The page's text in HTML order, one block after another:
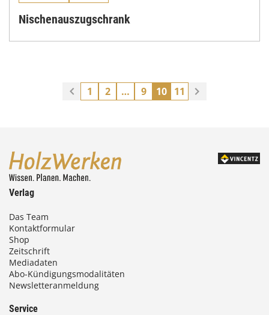
Nischenauszugschrank
1 2 … 9 10 11
Verlag
Das Team
Kontaktformular
Shop
Zeitschrift
Mediadaten
Abo-Kündigungsmodalitäten
Newsletteranmeldung
Service